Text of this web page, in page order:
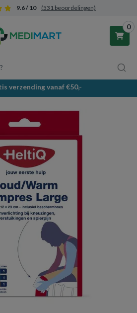
9.6 / 10 (531 beoordelingen)
0
is leeg.
hem met producten.
verzending vanaf €50,-